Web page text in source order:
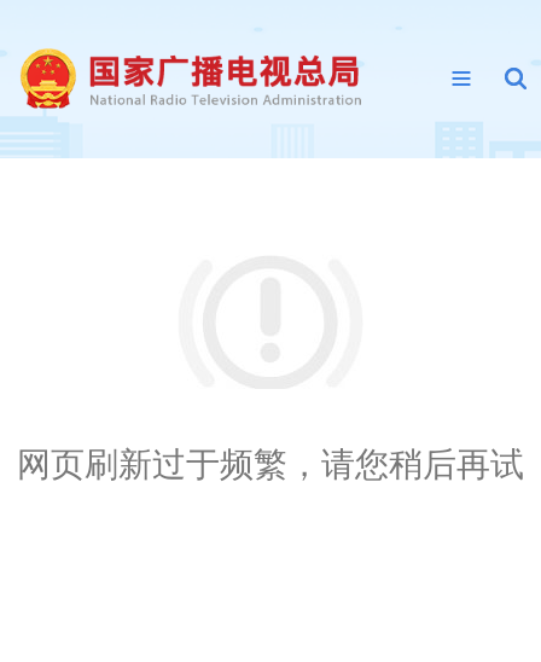
网页刷新过于频繁，请您稍后再试